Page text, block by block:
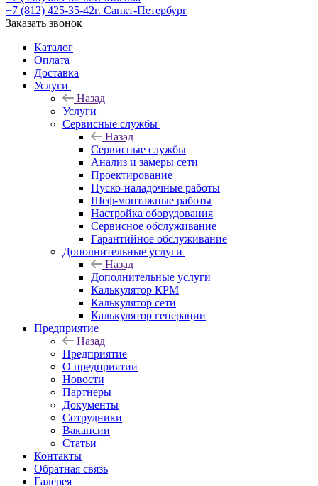
+7 (812) 425-35-42г. Санкт-Петербург
Заказать звонок
Каталог
Оплата
Доставка
Услуги
Назад
Услуги
Сервисные службы
Назад
Сервисные службы
Анализ и замеры сети
Проектирование
Пуско-наладочные работы
Шеф-монтажные работы
Настройка оборудования
Сервисное обслуживание
Гарантийное обслуживание
Дополнительные услуги
Назад
Дополнительные услуги
Калькулятор КРМ
Калькулятор сети
Калькулятор генерации
Предприятие
Назад
Предприятие
О предприятии
Новости
Партнеры
Документы
Сотрудники
Вакансии
Статьи
Контакты
Обратная связь
Галерея